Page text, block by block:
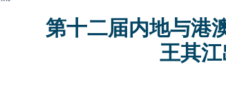
第十二届内地与港
王其